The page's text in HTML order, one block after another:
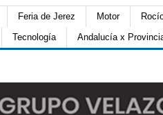
Feria de Jerez Motor
Tecnología Andalucía x